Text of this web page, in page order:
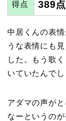
得点 389点
中居くんの表
うな表情にも
した。もう歌
いていたんでし
アダマの声が
なーというのが